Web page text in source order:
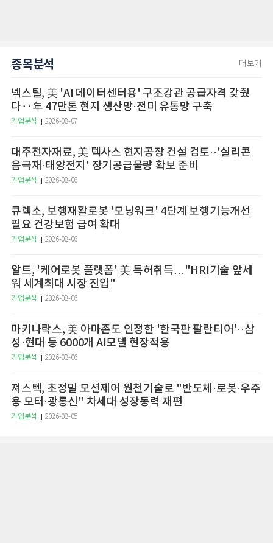
종목분석 더보기
넥스틸, 美 'AI 데이터센터용' 구조강관 공급자격 갖췄
다‥年 47만톤 현지 생산망·전미 유통망 구축
기업분석 2026-08-07
대주전자재료, 美 텍사스 현지공장 건설 검토··'실리콘
음극재·태양전지' 장기공급물량 확보 준비
기업분석 2026-08-06
큐렉소, 보행재활로봇 '모닝워크' 4단계 보행기능개선
필요 건강보험 급여 확대
기업분석 2026-08-06
알트, '케어로봇 플랫폼' 美 특허취득…"HRI기술 앞세
워 세계최대 시장 진입"
기업분석 2026-08-06
마키나락스, 美 아마존도 인정한 '한국판 팔란티어'··삼
성·현대 등 6000개 AI모델 현장적용
기업분석 2026-08-06
져스텍, 초정밀 모션제어 원천기술로 "반도체·로봇·우주
용 모터·광통신" 차세대 성장동력 재편
기업분석 2026-08-05